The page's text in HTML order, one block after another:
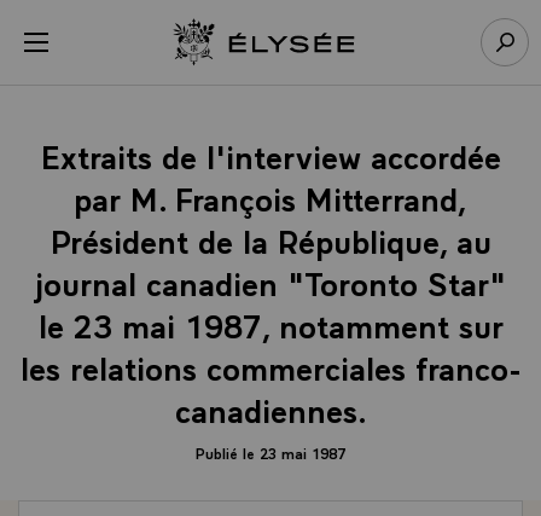
menu Retour à l’accueil Élysée
Extraits de l'interview accordée
par M. François Mitterrand,
Président de la République, au
journal canadien "Toronto Star"
le 23 mai 1987, notamment sur
les relations commerciales franco-
canadiennes.
Publié le 23 mai 1987
Panneau de gestion des cookies